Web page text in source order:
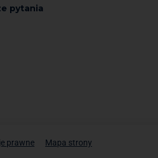
pytania
prawne Mapa strony